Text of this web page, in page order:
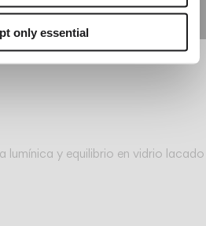
only essential
Arola y las colecciones de Vibia en
lumínica y equilibrio en vidrio lacado